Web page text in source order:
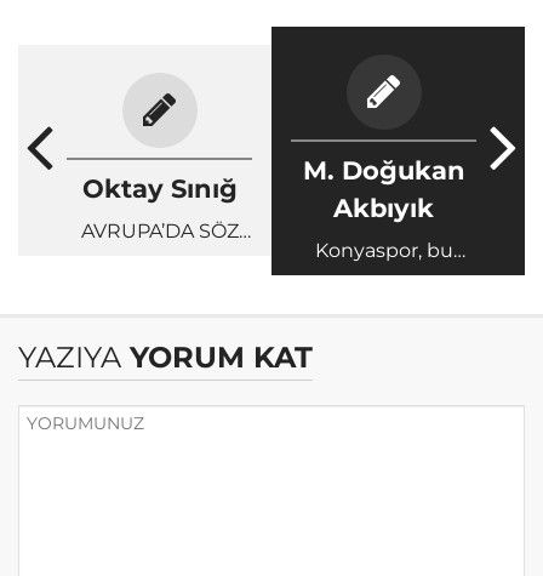
Oktay Sınığ
AVRUPA’DA SÖZ
M. Doğukan
Akbıyık
Konyaspor, bu
gidişle zor…
YAZIYA YORUM KAT